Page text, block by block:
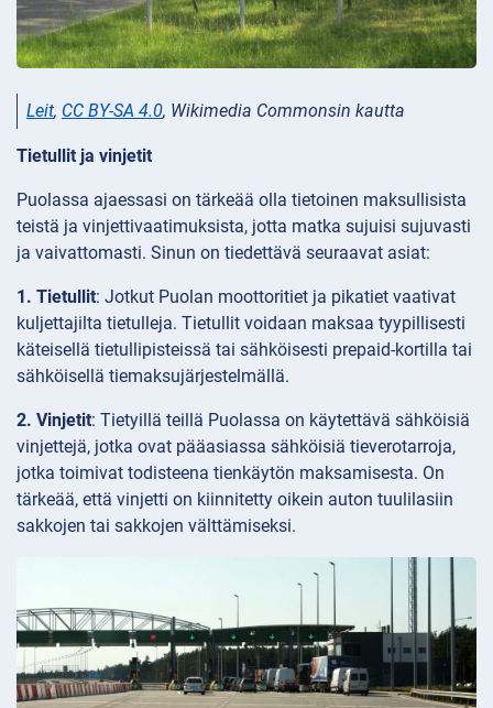
Leit, CC BY-SA 4.0, Wikimedia Commonsin kautta
Tietullit ja vinjetit
Puolassa ajaessasi on tärkeää olla tietoinen maksullisista
teistä ja vinjettivaatimuksista, jotta matka sujuisi sujuvasti
ja vaivattomasti. Sinun on tiedettävä seuraavat asiat:
1. Tietullit: Jotkut Puolan moottoritiet ja pikatiet vaativat
kuljettajilta tietulleja. Tietullit voidaan maksaa tyypillisesti
käteisellä tietullipisteissä tai sähköisesti prepaid-kortilla tai
sähköisellä tiemaksujärjestelmällä.
2. Vinjetit: Tietyillä teillä Puolassa on käytettävä sähköisiä
vinjettejä, jotka ovat pääasiassa sähköisiä tieverotarroja,
jotka toimivat todisteena tienkäytön maksamisesta. On
tärkeää, että vinjetti on kiinnitetty oikein auton tuulilasiin
sakkojen tai sakkojen välttämiseksi.